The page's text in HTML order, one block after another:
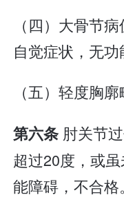
（四）大骨节
自觉症状，无
（五）轻度胸
第六条 肘关节
超过20度，或
能障碍，不合格。